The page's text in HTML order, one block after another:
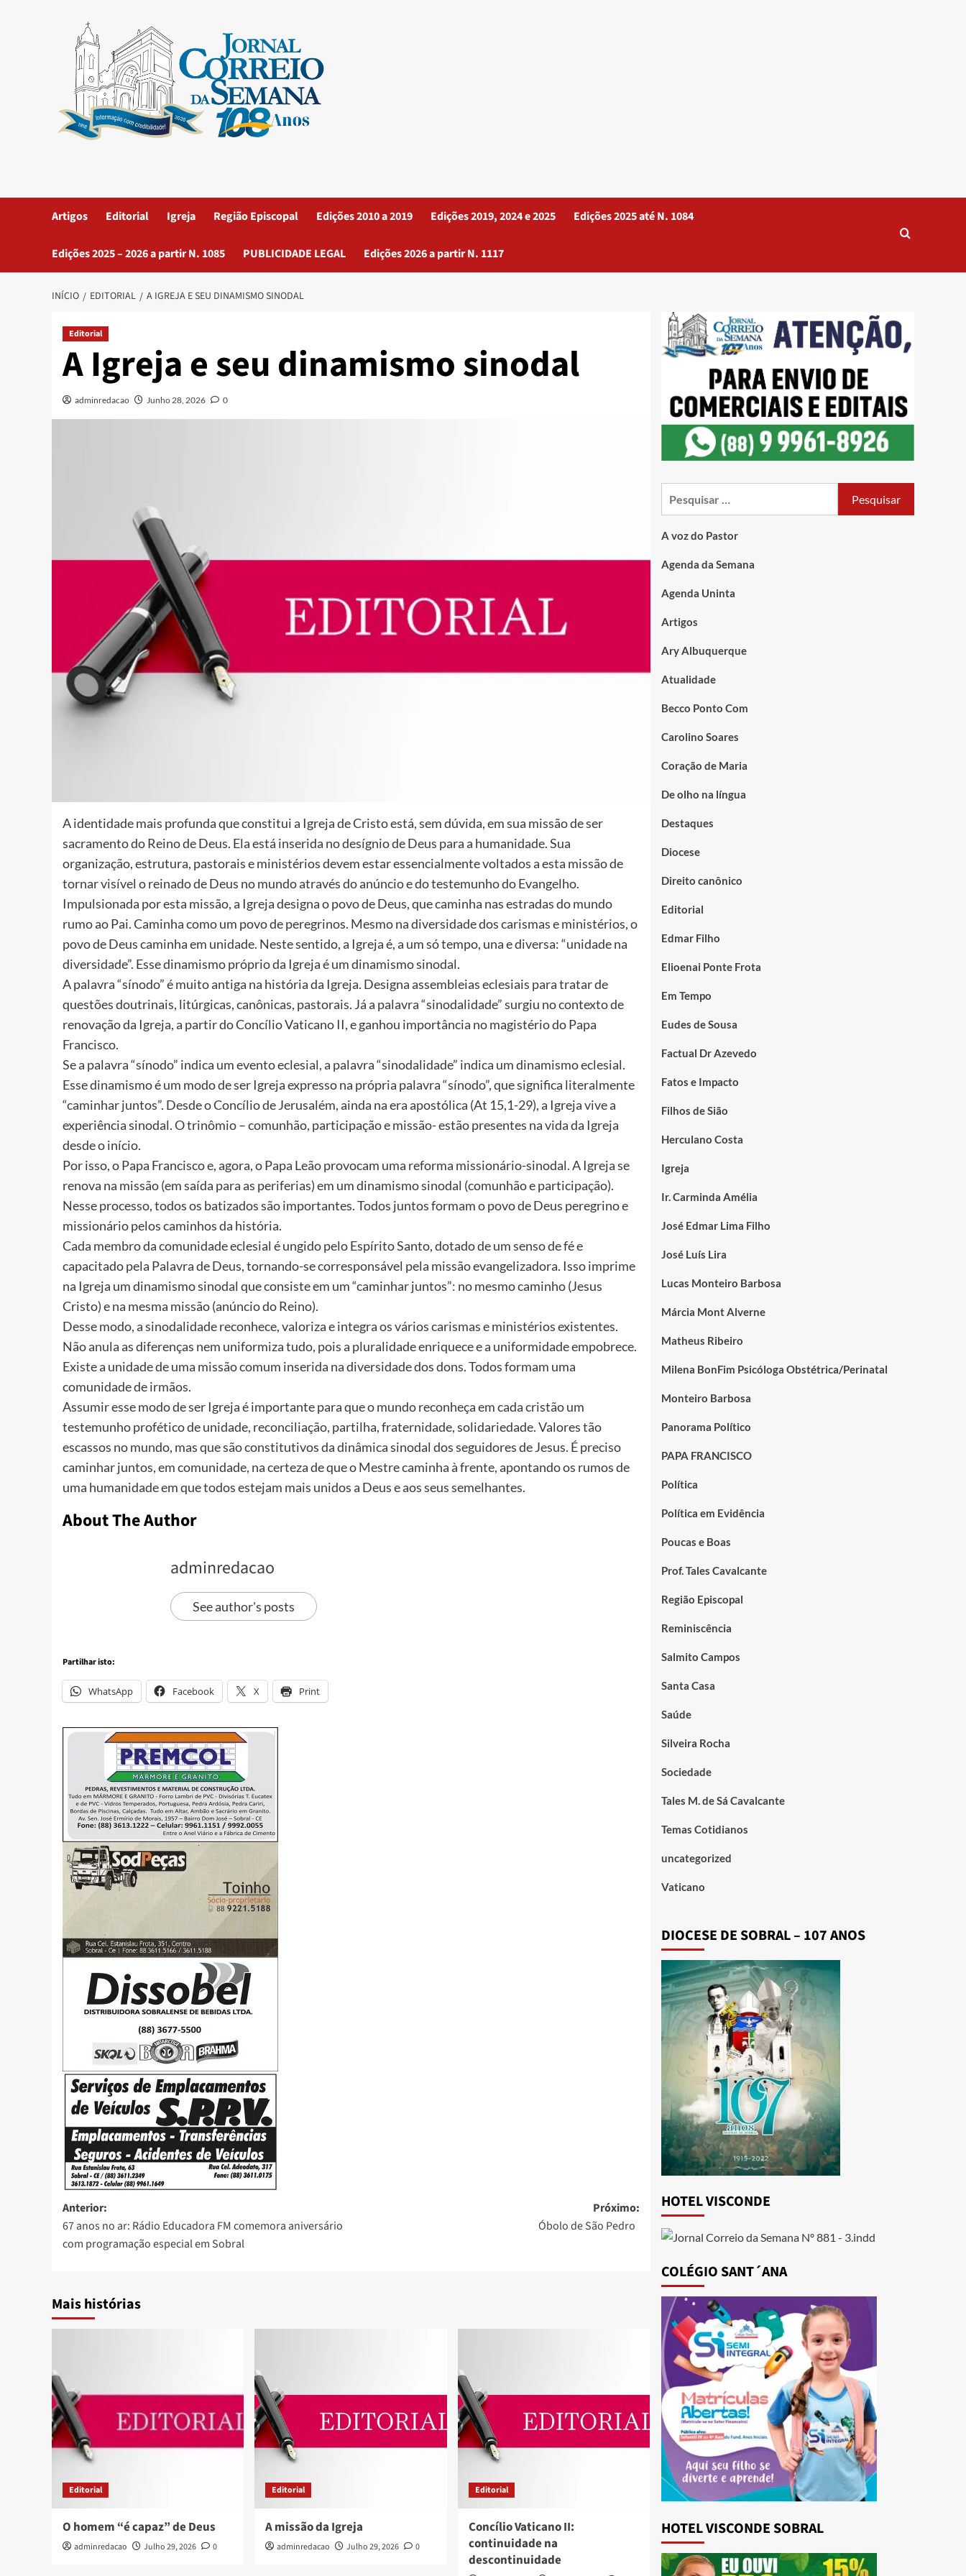
Artigos Editorial Igreja Região Episcopal Edições 2010 a 2019 Edições 2019, 2024 e 2025 Edições 2025 até N. 1084
Edições 2025 – 2026 a partir N. 1085 PUBLICIDADE LEGAL Edições 2026 a partir N. 1117
INÍCIO EDITORIAL A IGREJA E SEU DINAMISMO SINODAL
Editorial
A Igreja e seu dinamismo sinodal
adminredacao Junho 28, 2026 0
A identidade mais profunda que constitui a Igreja de Cristo está, sem dúvida, em sua missão de ser
sacramento do Reino de Deus. Ela está inserida no desígnio de Deus para a humanidade. Sua
organização, estrutura, pastorais e ministérios devem estar essencialmente voltados a esta missão de
tornar visível o reinado de Deus no mundo através do anúncio e do testemunho do Evangelho.
Impulsionada por esta missão, a Igreja designa o povo de Deus, que caminha nas estradas do mundo
rumo ao Pai. Caminha como um povo de peregrinos. Mesmo na diversidade dos carismas e ministérios, o
povo de Deus caminha em unidade. Neste sentido, a Igreja é, a um só tempo, una e diversa: “unidade na
diversidade”. Esse dinamismo próprio da Igreja é um dinamismo sinodal.
A palavra “sínodo” é muito antiga na história da Igreja. Designa assembleias eclesiais para tratar de
questões doutrinais, litúrgicas, canônicas, pastorais. Já a palavra “sinodalidade” surgiu no contexto de
renovação da Igreja, a partir do Concílio Vaticano II, e ganhou importância no magistério do Papa
Francisco.
Se a palavra “sínodo” indica um evento eclesial, a palavra “sinodalidade” indica um dinamismo eclesial.
Esse dinamismo é um modo de ser Igreja expresso na própria palavra “sínodo”, que significa literalmente
“caminhar juntos”. Desde o Concílio de Jerusalém, ainda na era apostólica (At 15,1-29), a Igreja vive a
experiência sinodal. O trinômio – comunhão, participação e missão- estão presentes na vida da Igreja
desde o início.
Por isso, o Papa Francisco e, agora, o Papa Leão provocam uma reforma missionário-sinodal. A Igreja se
renova na missão (em saída para as periferias) em um dinamismo sinodal (comunhão e participação).
Nesse processo, todos os batizados são importantes. Todos juntos formam o povo de Deus peregrino e
missionário pelos caminhos da história.
Cada membro da comunidade eclesial é ungido pelo Espírito Santo, dotado de um senso de fé e
capacitado pela Palavra de Deus, tornando-se corresponsável pela missão evangelizadora. Isso imprime
na Igreja um dinamismo sinodal que consiste em um “caminhar juntos”: no mesmo caminho (Jesus
Cristo) e na mesma missão (anúncio do Reino).
Desse modo, a sinodalidade reconhece, valoriza e integra os vários carismas e ministérios existentes.
Não anula as diferenças nem uniformiza tudo, pois a pluralidade enriquece e a uniformidade empobrece.
Existe a unidade de uma missão comum inserida na diversidade dos dons. Todos formam uma
comunidade de irmãos.
Assumir esse modo de ser Igreja é importante para que o mundo reconheça em cada cristão um
testemunho profético de unidade, reconciliação, partilha, fraternidade, solidariedade. Valores tão
escassos no mundo, mas que são constitutivos da dinâmica sinodal dos seguidores de Jesus. É preciso
caminhar juntos, em comunidade, na certeza de que o Mestre caminha à frente, apontando os rumos de
uma humanidade em que todos estejam mais unidos a Deus e aos seus semelhantes.
About The Author
adminredacao
See author's posts
Partilhar isto:
WhatsApp Facebook X Print
Anterior:
67 anos no ar: Rádio Educadora FM comemora aniversário
com programação especial em Sobral
Próximo:
Óbolo de São Pedro
Mais histórias
Editorial
O homem “é capaz” de Deus
adminredacao Julho 29, 2026 0
Editorial
A missão da Igreja
adminredacao Julho 29, 2026 0
Editorial
Concílio Vaticano II:
continuidade na
descontinuidade
A voz do Pastor
Agenda da Semana
Agenda Uninta
Artigos
Ary Albuquerque
Atualidade
Becco Ponto Com
Carolino Soares
Coração de Maria
De olho na língua
Destaques
Diocese
Direito canônico
Editorial
Edmar Filho
Elioenai Ponte Frota
Em Tempo
Eudes de Sousa
Factual Dr Azevedo
Fatos e Impacto
Filhos de Sião
Herculano Costa
Igreja
Ir. Carminda Amélia
José Edmar Lima Filho
José Luís Lira
Lucas Monteiro Barbosa
Márcia Mont Alverne
Matheus Ribeiro
Milena BonFim Psicóloga Obstétrica/Perinatal
Monteiro Barbosa
Panorama Político
PAPA FRANCISCO
Política
Política em Evidência
Poucas e Boas
Prof. Tales Cavalcante
Região Episcopal
Reminiscência
Salmito Campos
Santa Casa
Saúde
Silveira Rocha
Sociedade
Tales M. de Sá Cavalcante
Temas Cotidianos
uncategorized
Vaticano
DIOCESE DE SOBRAL – 107 ANOS
HOTEL VISCONDE
COLÉGIO SANT´ANA
HOTEL VISCONDE SOBRAL